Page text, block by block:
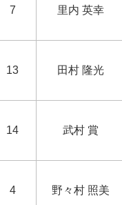
7 里内 英幸
13 田村 隆光
14 武村 賞
4 野々村 照美